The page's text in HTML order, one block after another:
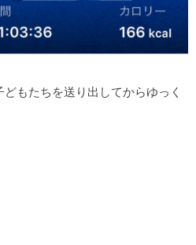
もたちを送り出してからゆっく